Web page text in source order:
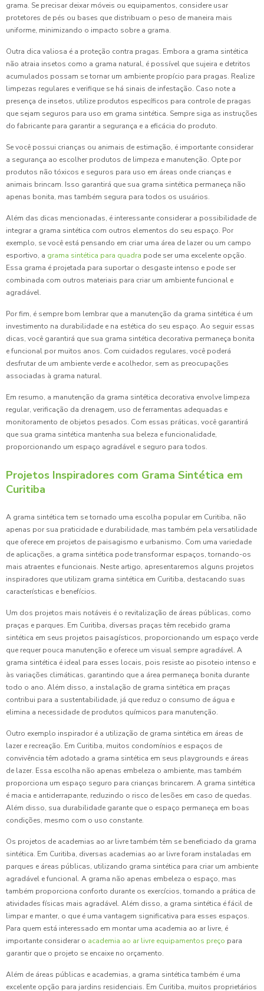
grama. Se precisar deixar móveis ou equipamentos, considere usar
protetores de pés ou bases que distribuam o peso de maneira mais
uniforme, minimizando o impacto sobre a grama.
Outra dica valiosa é a proteção contra pragas. Embora a grama sintética
não atraia insetos como a grama natural, é possível que sujeira e detritos
acumulados possam se tornar um ambiente propício para pragas. Realize
limpezas regulares e verifique se há sinais de infestação. Caso note a
presença de insetos, utilize produtos específicos para controle de pragas
que sejam seguros para uso em grama sintética. Sempre siga as instruções
do fabricante para garantir a segurança e a eficácia do produto.
Se você possui crianças ou animais de estimação, é importante considerar
a segurança ao escolher produtos de limpeza e manutenção. Opte por
produtos não tóxicos e seguros para uso em áreas onde crianças e
animais brincam. Isso garantirá que sua grama sintética permaneça não
apenas bonita, mas também segura para todos os usuários.
Além das dicas mencionadas, é interessante considerar a possibilidade de
integrar a grama sintética com outros elementos do seu espaço. Por
exemplo, se você está pensando em criar uma área de lazer ou um campo
esportivo, a grama sintética para quadra pode ser uma excelente opção.
Essa grama é projetada para suportar o desgaste intenso e pode ser
combinada com outros materiais para criar um ambiente funcional e
agradável.
Por fim, é sempre bom lembrar que a manutenção da grama sintética é um
investimento na durabilidade e na estética do seu espaço. Ao seguir essas
dicas, você garantirá que sua grama sintética decorativa permaneça bonita
e funcional por muitos anos. Com cuidados regulares, você poderá
desfrutar de um ambiente verde e acolhedor, sem as preocupações
associadas à grama natural.
Em resumo, a manutenção da grama sintética decorativa envolve limpeza
regular, verificação da drenagem, uso de ferramentas adequadas e
monitoramento de objetos pesados. Com essas práticas, você garantirá
que sua grama sintética mantenha sua beleza e funcionalidade,
proporcionando um espaço agradável e seguro para todos.
Projetos Inspiradores com Grama Sintética em
Curitiba
A grama sintética tem se tornado uma escolha popular em Curitiba, não
apenas por sua praticidade e durabilidade, mas também pela versatilidade
que oferece em projetos de paisagismo e urbanismo. Com uma variedade
de aplicações, a grama sintética pode transformar espaços, tornando-os
mais atraentes e funcionais. Neste artigo, apresentaremos alguns projetos
inspiradores que utilizam grama sintética em Curitiba, destacando suas
características e benefícios.
Um dos projetos mais notáveis é o revitalização de áreas públicas, como
praças e parques. Em Curitiba, diversas praças têm recebido grama
sintética em seus projetos paisagísticos, proporcionando um espaço verde
que requer pouca manutenção e oferece um visual sempre agradável. A
grama sintética é ideal para esses locais, pois resiste ao pisoteio intenso e
às variações climáticas, garantindo que a área permaneça bonita durante
todo o ano. Além disso, a instalação de grama sintética em praças
contribui para a sustentabilidade, já que reduz o consumo de água e
elimina a necessidade de produtos químicos para manutenção.
Outro exemplo inspirador é a utilização de grama sintética em áreas de
lazer e recreação. Em Curitiba, muitos condomínios e espaços de
convivência têm adotado a grama sintética em seus playgrounds e áreas
de lazer. Essa escolha não apenas embeleza o ambiente, mas também
proporciona um espaço seguro para crianças brincarem. A grama sintética
é macia e antiderrapante, reduzindo o risco de lesões em caso de quedas.
Além disso, sua durabilidade garante que o espaço permaneça em boas
condições, mesmo com o uso constante.
Os projetos de academias ao ar livre também têm se beneficiado da grama
sintética. Em Curitiba, diversas academias ao ar livre foram instaladas em
parques e áreas públicas, utilizando grama sintética para criar um ambiente
agradável e funcional. A grama não apenas embeleza o espaço, mas
também proporciona conforto durante os exercícios, tornando a prática de
atividades físicas mais agradável. Além disso, a grama sintética é fácil de
limpar e manter, o que é uma vantagem significativa para esses espaços.
Para quem está interessado em montar uma academia ao ar livre, é
importante considerar o academia ao ar livre equipamentos preço para
garantir que o projeto se encaixe no orçamento.
Além de áreas públicas e academias, a grama sintética também é uma
excelente opção para jardins residenciais. Em Curitiba, muitos proprietários